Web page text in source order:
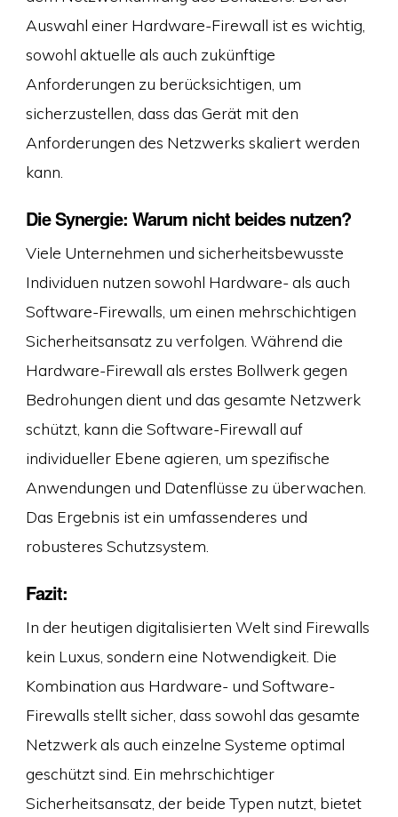
Auswahl einer Hardware-Firewall ist es wichtig,
sowohl aktuelle als auch zukünftige
Anforderungen zu berücksichtigen, um
sicherzustellen, dass das Gerät mit den
Anforderungen des Netzwerks skaliert werden
kann.
Die Synergie: Warum nicht beides nutzen?
Viele Unternehmen und sicherheitsbewusste
Individuen nutzen sowohl Hardware- als auch
Software-Firewalls, um einen mehrschichtigen
Sicherheitsansatz zu verfolgen. Während die
Hardware-Firewall als erstes Bollwerk gegen
Bedrohungen dient und das gesamte Netzwerk
schützt, kann die Software-Firewall auf
individueller Ebene agieren, um spezifische
Anwendungen und Datenflüsse zu überwachen.
Das Ergebnis ist ein umfassenderes und
robusteres Schutzsystem.
Fazit:
In der heutigen digitalisierten Welt sind Firewalls
kein Luxus, sondern eine Notwendigkeit. Die
Kombination aus Hardware- und Software-
Firewalls stellt sicher, dass sowohl das gesamte
Netzwerk als auch einzelne Systeme optimal
geschützt sind. Ein mehrschichtiger
Sicherheitsansatz, der beide Typen nutzt, bietet